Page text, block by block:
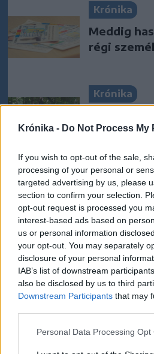
Krónika - Do Not Process
If you wish to opt-out of the sale,
processing of your personal or
targeted advertising by us, please
section to confirm your selection.
opt-out request is processed you
interest-based ads based on
us or personal information
your opt-out. You may separately
disclosure of your personal
IAB’s list of downstream
also be disclosed by us to third
Downstream Participants that may
Personal Data Processing Opt
Krónika
Meddig
régi
Krónika
a
államfő
Székelyhon
Nicușor
medve
tevő
tűzoltókra